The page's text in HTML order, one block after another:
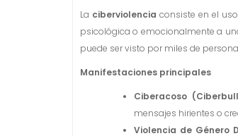
La ciberviolencia consiste en el
psicológica o emocionalmente a
puede ser visto por miles de
Manifestaciones principales
Ciberacoso
mensajes hirientes o
Violencia de Género